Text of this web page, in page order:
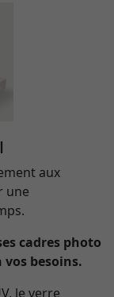
aux
une
cadres photo
besoins.
le verre